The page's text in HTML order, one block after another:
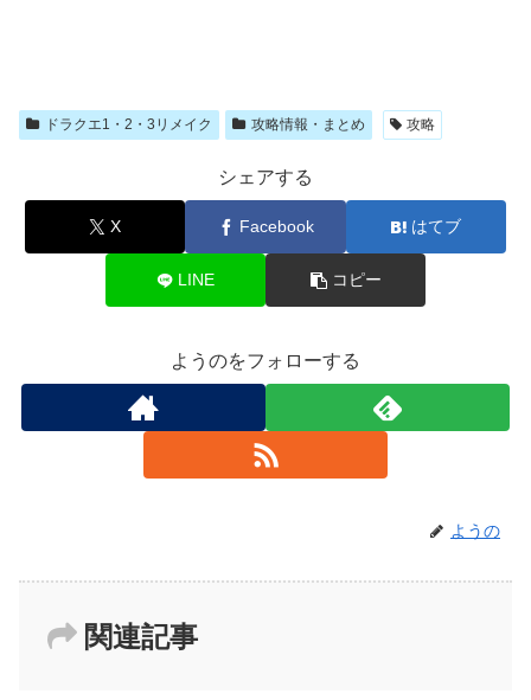
ドラクエ1・2・3リメイク 攻略情報・まとめ 攻略
シェアする
X Facebook はてブ
LINE コピー
ようのをフォローする
ようの
関連記事